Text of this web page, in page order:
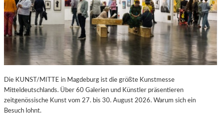
Die KUNST/MITTE in Magdeburg ist die größte Kunstmesse
Mitteldeutschlands. Über 60 Galerien und Künstler präsentieren
zeitgenössische Kunst vom 27. bis 30. August 2026. Warum sich ein
Besuch lohnt.